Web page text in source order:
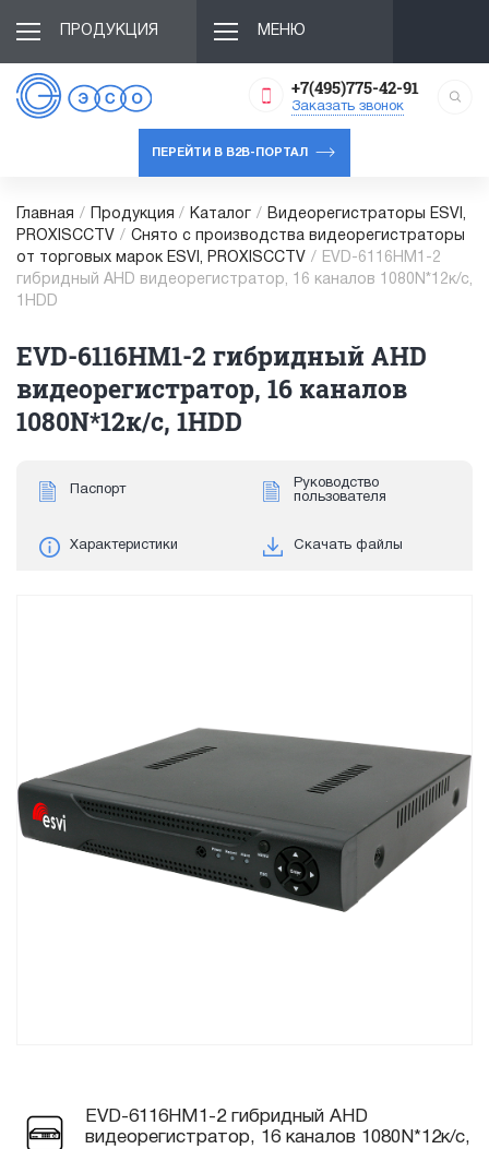
ПРОДУКЦИЯ МЕНЮ
+7(495)775-42-91
Заказать звонок
ПЕРЕЙТИ В B2B-ПОРТАЛ
Главная / Продукция / Каталог /
Видеорегистраторы ESVI,
PROXISCCTV / Снято с производства видеорегистраторы
от торговых марок ESVI, PROXISCCTV /
EVD-6116HM1-2
гибридный AHD видеорегистратор, 16 каналов 1080N*12к/с,
1HDD
EVD-6116HM1-2 гибридный AHD
видеорегистратор, 16 каналов
1080N*12к/с, 1HDD
Паспорт
Руководство
пользователя
Характеристики Скачать файлы
EVD-6116HM1-2 гибридный AHD
видеорегистратор, 16 каналов 1080N*12к/с,